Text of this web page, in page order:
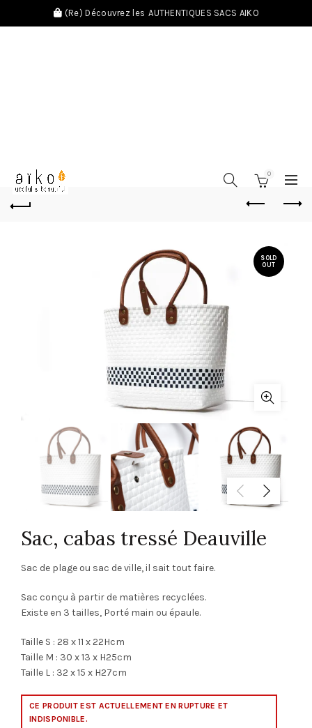
(Re) Découvrez les AUTHENTIQUES SACS AIKO
0
SOLD
OUT
Sac, cabas tressé Deauville
Sac de plage ou sac de ville, il sait tout faire.
Sac conçu à partir de matières recyclées.
Existe en 3 tailles, Porté main ou épaule.
Taille S : 28 x 11 x 22Hcm
Taille M : 30 x 13 x H25cm
Taille L : 32 x 15 x H27cm
CE PRODUIT EST ACTUELLEMENT EN RUPTURE ET
INDISPONIBLE.